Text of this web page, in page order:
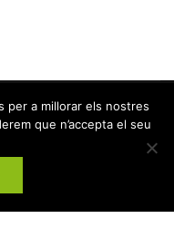
per a millorar els nostres
que n’accepta el seu